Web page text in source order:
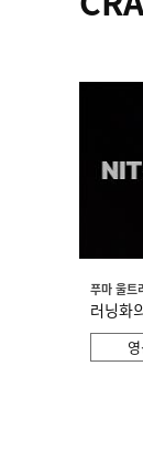
푸마 울트
러닝화